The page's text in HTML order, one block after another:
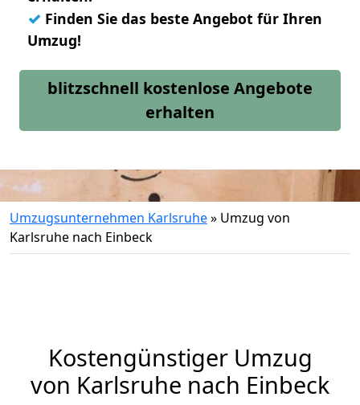
✓ Finden Sie das beste Angebot für Ihren
Umzug!
blitzschnell kostenlose Angebote
erhalten
Umzugsunternehmen Karlsruhe» Umzug von
Karlsruhe nach Einbeck
Kostengünstiger Umzug
von Karlsruhe nach Einbeck